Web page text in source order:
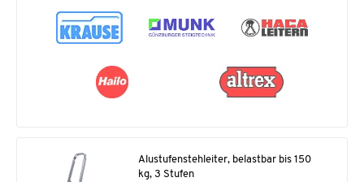
Alustufenstehleiter, belastbar bis 150
kg, 3 Stufen